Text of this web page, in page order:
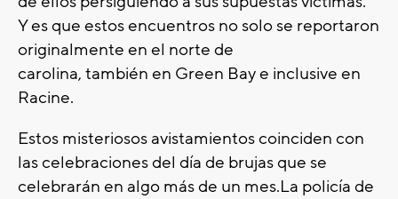
Y es que estos encuentros no solo se reportaron
originalmente en el norte de
carolina, también en Green Bay e inclusive en
Racine.
Estos misteriosos avistamientos coinciden con
las celebraciones del día de brujas que se
celebrarán en algo más de un mes.La policía de